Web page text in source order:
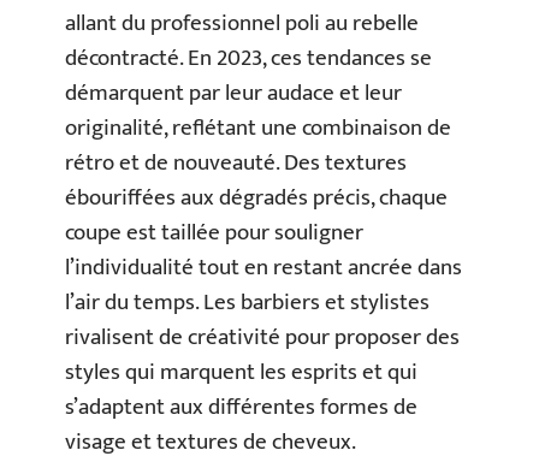
allant du professionnel poli au rebelle
décontracté. En 2023, ces tendances se
démarquent par leur audace et leur
originalité, reflétant une combinaison de
rétro et de nouveauté. Des textures
ébouriffées aux dégradés précis, chaque
coupe est taillée pour souligner
l’individualité tout en restant ancrée dans
l’air du temps. Les barbiers et stylistes
rivalisent de créativité pour proposer des
styles qui marquent les esprits et qui
s’adaptent aux différentes formes de
visage et textures de cheveux.